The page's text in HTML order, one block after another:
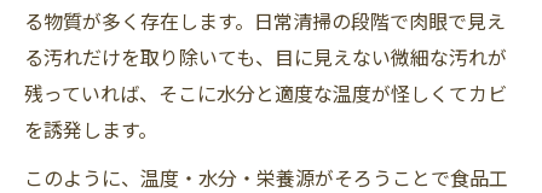
る物質が多く存在します。日常清掃の段階で肉眼で見え
る汚れだけを取り除いても、目に見えない微細な汚れが
残っていれば、そこに水分と適度な温度が怪しくてカビ
を誘発します。
このように、温度・水分・栄養源がそろうことで食品工